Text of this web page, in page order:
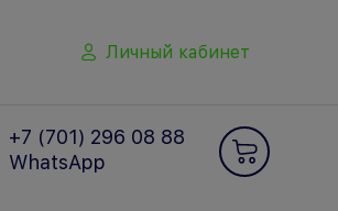
Личный кабинет
+7 (701) 296 08 88
WhatsApp